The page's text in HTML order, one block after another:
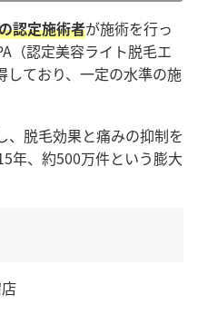
認定施術者が施術を行っ
（認定美容ライト脱毛エ
しており、一定の水準の施
、脱毛効果と痛みの抑制を
年、約500万件という膨大